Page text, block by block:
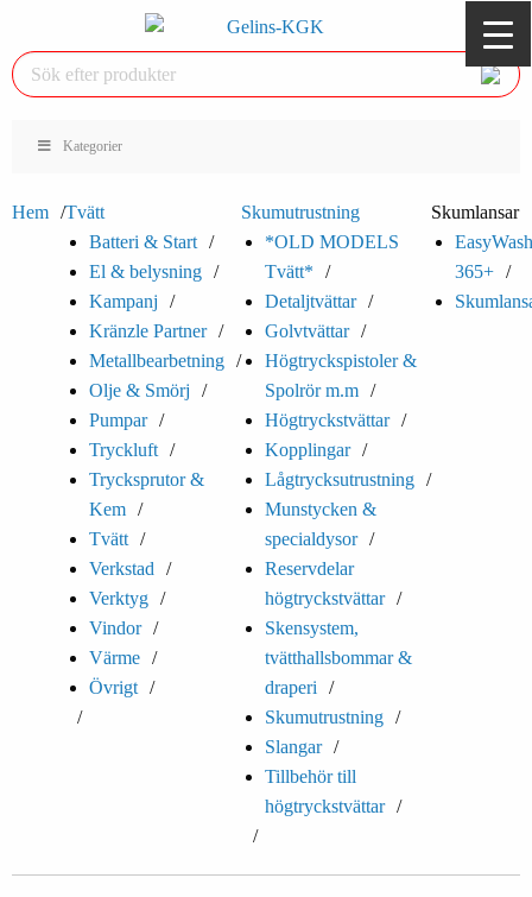
Kategorier
Hem
Tvätt
Batteri & Start
El & belysning
Kampanj
Kränzle Partner
Metallbearbetning
Olje & Smörj
Pumpar
Tryckluft
Trycksprutor &
Kem
Tvätt
Verkstad
Verktyg
Vindor
Värme
Övrigt
Skumutrustning
*OLD MODELS
Tvätt*
Detaljtvättar
Golvtvättar
Högtryckspistoler &
Spolrör m.m
Högtryckstvättar
Kopplingar
Lågtrycksutrustning
Munstycken &
specialdysor
Reservdelar
högtryckstvättar
Skensystem,
tvätthallsbommar &
draperi
Skumutrustning
Slangar
Tillbehör till
högtryckstvättar
Skumlansar
EasyWash
365+